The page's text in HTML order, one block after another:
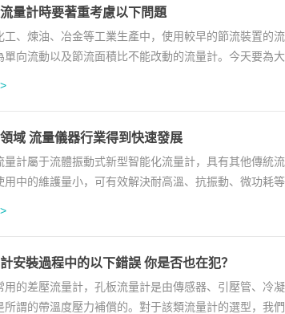
量計時要著重考慮以下問題
工、煉油、冶金等工業生產中，使用較早的節流裝置的
單向流動以及節流面積比不能改動的流量計。今天要為
域 流量儀器行業得到快速發展
量計屬于流體振動式新型智能化流量計，具有其他傳統
用中的維護量小，可有效解決耐高溫、抗振動、微功耗
安裝過程中的以下錯誤 你是否也在犯？
用的差壓流量計，孔板流量計是由傳感器、引壓管、冷
所謂的帶溫度壓力補償的。對于該類流量計的選型，我